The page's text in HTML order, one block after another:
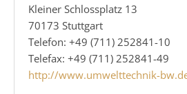
Kleiner Schlossplatz 13
70173 Stuttgart
Telefon: +49 (711) 252841-10
Telefax: +49 (711) 252841-49
http://www.umwelttechnik-